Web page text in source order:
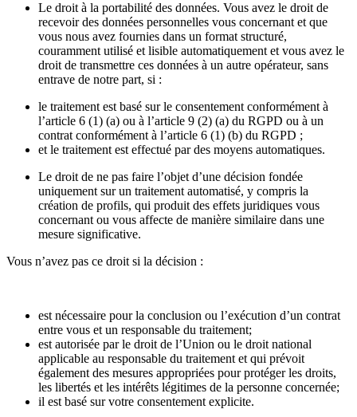
Le droit à la portabilité des données. Vous avez le droit de
recevoir des données personnelles vous concernant et que
vous nous avez fournies dans un format structuré,
couramment utilisé et lisible automatiquement et vous avez le
droit de transmettre ces données à un autre opérateur, sans
entrave de notre part, si :
le traitement est basé sur le consentement conformément à
l’article 6 (1) (a) ou à l’article 9 (2) (a) du RGPD ou à un
contrat conformément à l’article 6 (1) (b) du RGPD ;
et le traitement est effectué par des moyens automatiques.
Le droit de ne pas faire l’objet d’une décision fondée
uniquement sur un traitement automatisé, y compris la
création de profils, qui produit des effets juridiques vous
concernant ou vous affecte de manière similaire dans une
mesure significative.
Vous n’avez pas ce droit si la décision :
est nécessaire pour la conclusion ou l’exécution d’un contrat
entre vous et un responsable du traitement;
est autorisée par le droit de l’Union ou le droit national
applicable au responsable du traitement et qui prévoit
également des mesures appropriées pour protéger les droits,
les libertés et les intérêts légitimes de la personne concernée;
il est basé sur votre consentement explicite.